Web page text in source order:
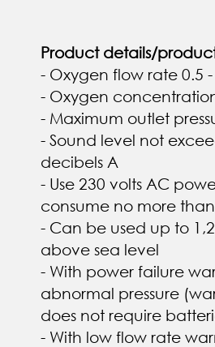
Product details/
- Oxygen flow rate 0.5
- Oxygen
- Maximum outlet
- Sound level not
decibels A
- Use 230 volts AC
consume no more
- Can be used up to
above sea level
- With power failure
abnormal pressure
does not require
- With low flow rate